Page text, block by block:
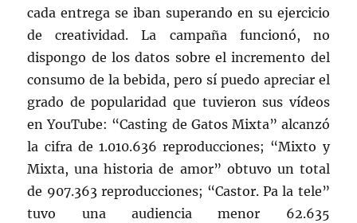
cada entrega se iban superando en su ejercicio
de creatividad. La campaña funcionó, no
dispongo de los datos sobre el incremento del
consumo de la bebida, pero sí puedo apreciar el
grado de popularidad que tuvieron sus vídeos
en YouTube: “Casting de Gatos Mixta” alcanzó
la cifra de 1.010.636 reproducciones; “Mixto y
Mixta, una historia de amor” obtuvo un total
de 907.363 reproducciones; “Castor. Pa la tele”
tuvo una audiencia menor 62.635